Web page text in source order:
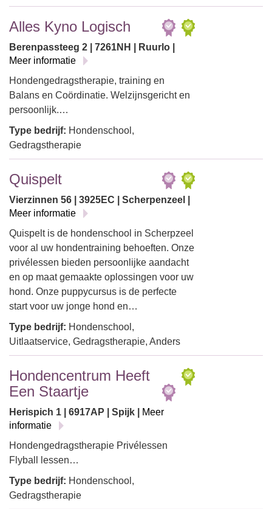
Alles Kyno Logisch
Berenpassteeg 2 | 7261NH | Ruurlo |
Meer informatie
Hondengedragstherapie, training en
Balans en Coördinatie. Welzijnsgericht en
persoonlijk.…
Type bedrijf: Hondenschool,
Gedragstherapie
Quispelt
Vierzinnen 56 | 3925EC | Scherpenzeel |
Meer informatie
Quispelt is de hondenschool in Scherpzeel
voor al uw hondentraining behoeften. Onze
privélessen bieden persoonlijke aandacht
en op maat gemaakte oplossingen voor uw
hond. Onze puppycursus is de perfecte
start voor uw jonge hond en…
Type bedrijf: Hondenschool,
Uitlaatservice, Gedragstherapie, Anders
Hondencentrum Heeft
Een Staartje
Herispich 1 | 6917AP | Spijk |
Meer
informatie
Hondengedragstherapie Privélessen
Flyball lessen…
Type bedrijf: Hondenschool,
Gedragstherapie